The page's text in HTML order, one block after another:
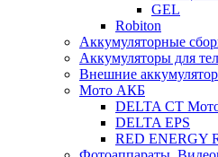
GEL
Robiton
Аккумуляторные
Аккумуляторы для
Внешние
Мото АКБ
DELTA CT
DELTA EPS
RED ENERGY